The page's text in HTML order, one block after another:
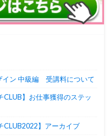
イン 中級編 受講料について
CLUB】お仕事獲得のステッ
CLUB2022】アーカイブ